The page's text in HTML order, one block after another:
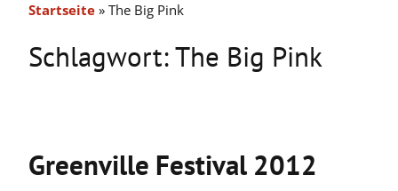
Startseite » The Big Pink
Schlagwort:The Big Pink
Greenville Festival 2012